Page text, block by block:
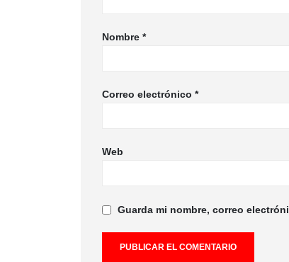
Nombre *
Correo electrónico *
Web
Guarda mi nombre, correo